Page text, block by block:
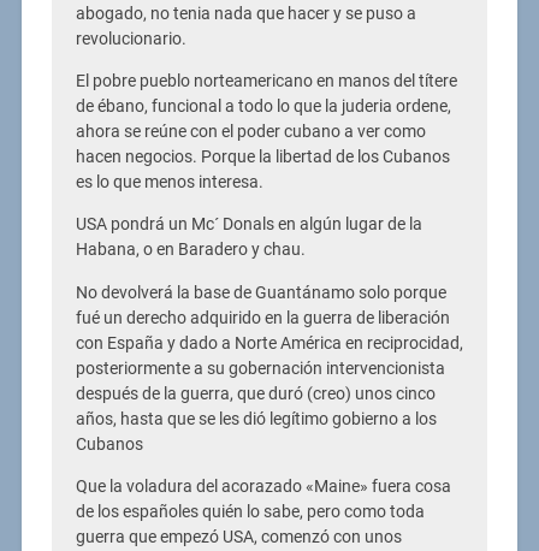
abogado, no tenia nada que hacer y se puso a
revolucionario.
El pobre pueblo norteamericano en manos del títere
de ébano, funcional a todo lo que la juderia ordene,
ahora se reúne con el poder cubano a ver como
hacen negocios. Porque la libertad de los Cubanos
es lo que menos interesa.
USA pondrá un Mc´ Donals en algún lugar de la
Habana, o en Baradero y chau.
No devolverá la base de Guantánamo solo porque
fué un derecho adquirido en la guerra de liberación
con España y dado a Norte América en reciprocidad,
posteriormente a su gobernación intervencionista
después de la guerra, que duró (creo) unos cinco
años, hasta que se les dió legítimo gobierno a los
Cubanos
Que la voladura del acorazado «Maine» fuera cosa
de los españoles quién lo sabe, pero como toda
guerra que empezó USA, comenzó con unos